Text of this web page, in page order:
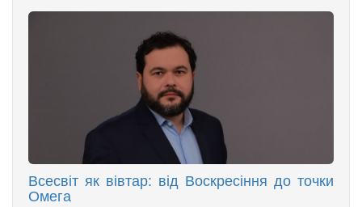
Всесвіт як вівтар: від Воскресіння до точки
Омега